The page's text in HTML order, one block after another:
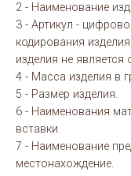
2 - Наименование
3 - Артикул -
кодирования
изделия не
4 - Масса изделия в
5 - Размер изделия.
6 - Наименования
вставки.
7 - Наименование
местонахождение.